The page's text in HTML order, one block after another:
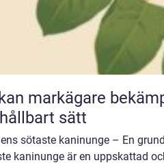
markägare
sätt
sötaste kaninunge – En
kaninunge är en uppskattad